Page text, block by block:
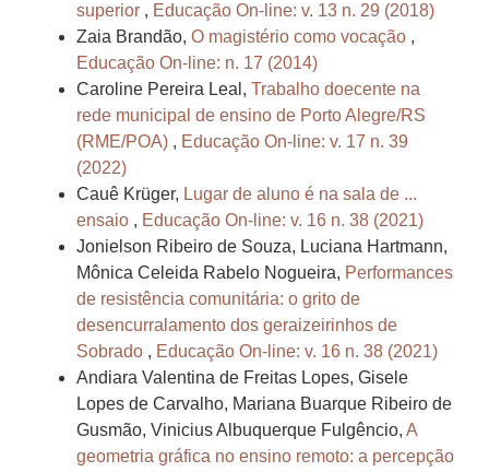
superior , Educação On-line: v. 13 n. 29 (2018)
Zaia Brandão, O magistério como vocação ,
Educação On-line: n. 17 (2014)
Caroline Pereira Leal, Trabalho doecente na
rede municipal de ensino de Porto Alegre/RS
(RME/POA) , Educação On-line: v. 17 n. 39
(2022)
Cauê Krüger, Lugar de aluno é na sala de ...
ensaio , Educação On-line: v. 16 n. 38 (2021)
Jonielson Ribeiro de Souza, Luciana Hartmann,
Mônica Celeida Rabelo Nogueira, Performances
de resistência comunitária: o grito de
desencurralamento dos geraizeirinhos de
Sobrado , Educação On-line: v. 16 n. 38 (2021)
Andiara Valentina de Freitas Lopes, Gisele
Lopes de Carvalho, Mariana Buarque Ribeiro de
Gusmão, Vinicius Albuquerque Fulgêncio, A
geometria gráfica no ensino remoto: a percepção